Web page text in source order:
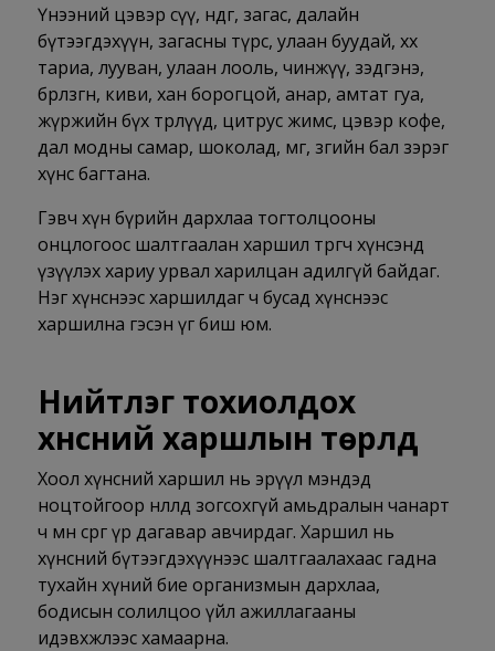
Үнээний цэвэр сүү, өндөг, загас, далайн
бүтээгдэхүүн, загасны түрс, улаан буудай, хөх
тариа, лууван, улаан лооль, чинжүү, зэдгэнэ,
бөөрөлзгөнө, киви, хан борогцой, анар, амтат гуа,
жүржийн бүх төрлүүд, цитрус жимс, цэвэр кофе,
дал модны самар, шоколад, мөөг, зөгийн бал зэрэг
хүнс багтана.
Гэвч хүн бүрийн дархлаа тогтолцооны
онцлогоос шалтгаалан харшил төрөгч хүнсэнд
үзүүлэх хариу урвал харилцан адилгүй байдаг.
Нэг хүнснээс харшилдаг ч бусад хүнснээс
харшилна гэсэн үг биш юм.
Нийтлэг тохиолдох
хүнсний харшлын төрлүүд
Хоол хүнсний харшил нь эрүүл мэндэд
ноцтойгоор нөлөөлөөд зогсохгүй амьдралын чанарт
ч мөн сөрөг үр дагавар авчирдаг. Харшил нь
хүнсний бүтээгдэхүүнээс шалтгаалахаас гадна
тухайн хүний бие организмын дархлаа,
бодисын солилцоо үйл ажиллагааны
идэвхжлээс хамаарна.